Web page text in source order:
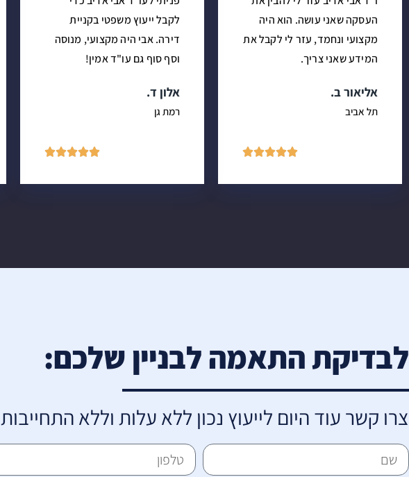
העסקה שאני עושה. הוא היה
מקצועי ונחמד, עזר לי לקבל את
המידע שאני צריך.
אליאור ב.
תל אביב





לקבל ייעוץ משפטי בקניית
דירה. אבי היה מקצועי, מנוסה
וסף סוף גם עו"ד אמין!
אלון ד.
רמת גן





לבדיקת התאמה לבניין שלכם:
צרו קשר עוד היום לייעוץ נכון ללא עלות וללא התחייבות